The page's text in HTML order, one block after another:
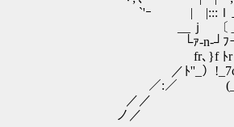
`'ｰ | |:::ｌ」ｲ /
__ｊ 〔＿:{ じ
└ｧ‐n‐┘ﾌー'＾ｰ{
fr､}f ﾄr＜ｬvァ::rﾆ､
／ﾄ''_）!_7cﾞ{ ヽ∧ｊ
／:／ ￣(_ｿ
／／
ノ／